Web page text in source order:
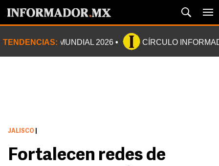
TENDENCIAS: MUNDIAL 2026 CÍRCULO
JALISCO
Fortalecen redes de